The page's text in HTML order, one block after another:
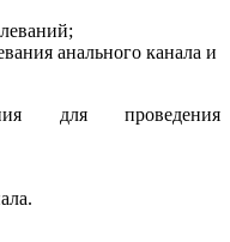
анального канала и
для проведения